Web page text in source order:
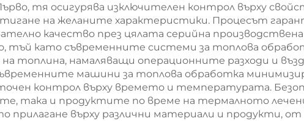
тя осигурява изключителен контрол върху
на желаните характеристики. Процесът
качество през цялата серийна
тъй като съвременните системи за топлова
на топлина, намаляващи операционните разходи и
машини за топлова обработка
контрол върху времето и температурата.
така и продуктите по време на термалното
прилагане върху различни материали и продукти,